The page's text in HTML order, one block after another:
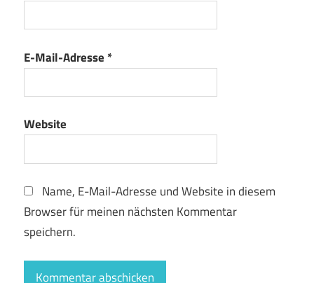
E-Mail-Adresse *
Website
Name, E-Mail-Adresse und Website in diesem
Browser für meinen nächsten Kommentar
speichern.